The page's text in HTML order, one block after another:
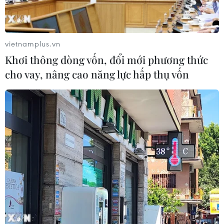
Bàn giao khoảng 260ha đất phục vụ 3
đường kết nối sân bay Long Thành
Lào Cai: Khởi tố 2 đối tượng
làm giả gạo Séng Cù, thu giữ hơn 22
10/08/2026 08:59
Cộng đồng người Việt tại Nhật Bản
chủ động góp sức vào hội nhập quốc
tế
10/08/2026 08:48
vietnamplus.vn
Khơi thông dòng vốn, đổi mới phương thức
cho vay, nâng cao năng lực hấp thụ vốn